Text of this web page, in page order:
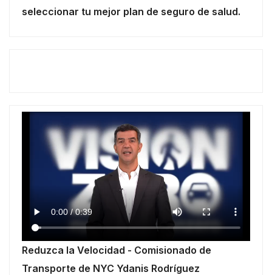
seleccionar tu mejor plan de seguro de salud.
Reduzca la Velocidad - Comisionado de
Transporte de NYC Ydanis Rodríguez